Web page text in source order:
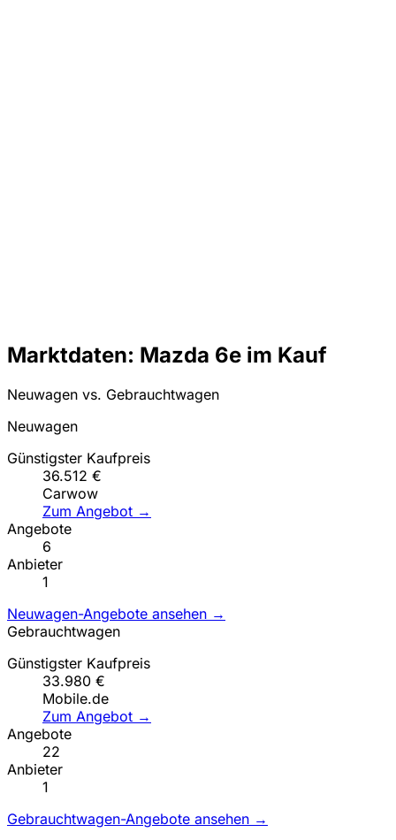
Marktdaten: Mazda 6e im Kauf
Neuwagen vs. Gebrauchtwagen
Neuwagen
Günstigster Kaufpreis
36.512 €
Carwow
Zum Angebot →
Angebote
6
Anbieter
1
Neuwagen-Angebote ansehen →
Gebrauchtwagen
Günstigster Kaufpreis
33.980 €
Mobile.de
Zum Angebot →
Angebote
22
Anbieter
1
Gebrauchtwagen-Angebote ansehen →